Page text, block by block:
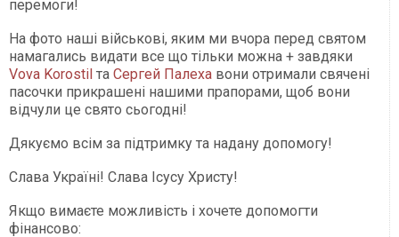
перемоги!
На фото наші військові, яким ми вчора перед святом
намагались видати все що тільки можна + завдяки
Vova Korostil та Сергей Палеха вони отримали свячені
пасочки прикрашені нашими прапорами, щоб вони
відчули це свято сьогодні!
Дякуємо всім за підтримку та надану допомогу!
Слава Україні! Слава Ісусу Христу!
Якщо вимаєте можливість і хочете допомогти
фінансово: